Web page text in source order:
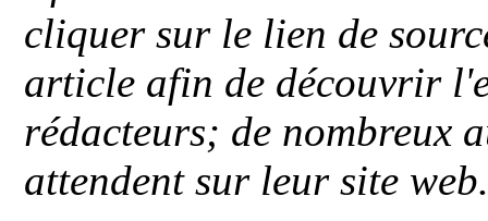
cliquer sur le lien de
article afin de découvrir
rédacteurs; de nombreux
attendent sur leur site